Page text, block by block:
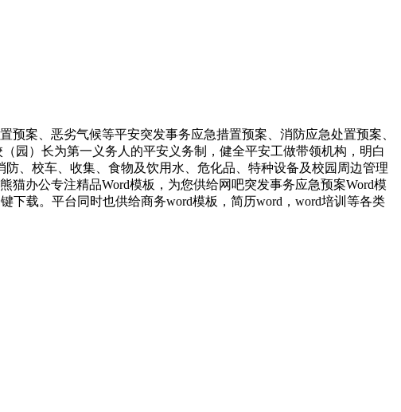
案、恶劣气候等平安突发事务应急措置预案、消防应急处置预案、
园）长为第一义务人的平安义务制，健全平安工做带领机构，明白
、校车、收集、食物及饮用水、危化品、特种设备及校园周边管理
办公专注精品Word模板，为您供给网吧突发事务应急预案Word模
下载。平台同时也供给商务word模板，简历word，word培训等各类